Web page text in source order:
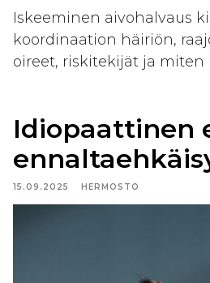
Iskeeminen aivohalvaus
koordinaation häiriön,
oireet, riskitekijät ja
Idiopaattinen
15.09.2025 HERMOSTO